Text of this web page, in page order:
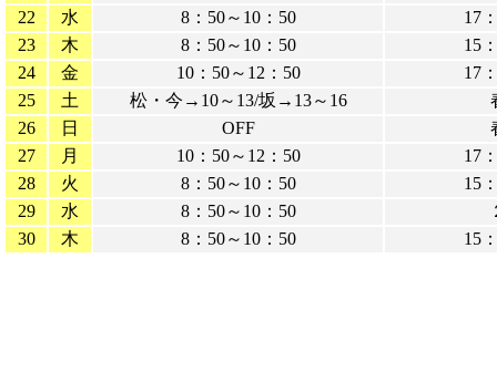
22
水 8：50～10：50
17
23
木 8：50～10：50
15
24
金 10：50～12：50
17
25
土 松・今→10～13/坂→13～16
26
日 OFF
27
月 10：50～12：50
17
28
火 8：50～10：50
15
29
水 8：50～10：50
30
木 8：50～10：50 15